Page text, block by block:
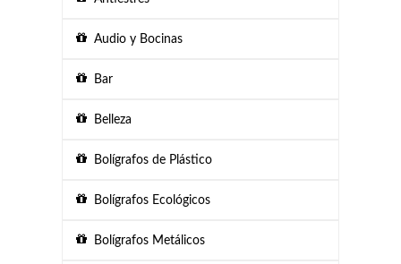
Audio y Bocinas
Bar
Belleza
Bolígrafos de Plástico
Bolígrafos Ecológicos
Bolígrafos Metálicos